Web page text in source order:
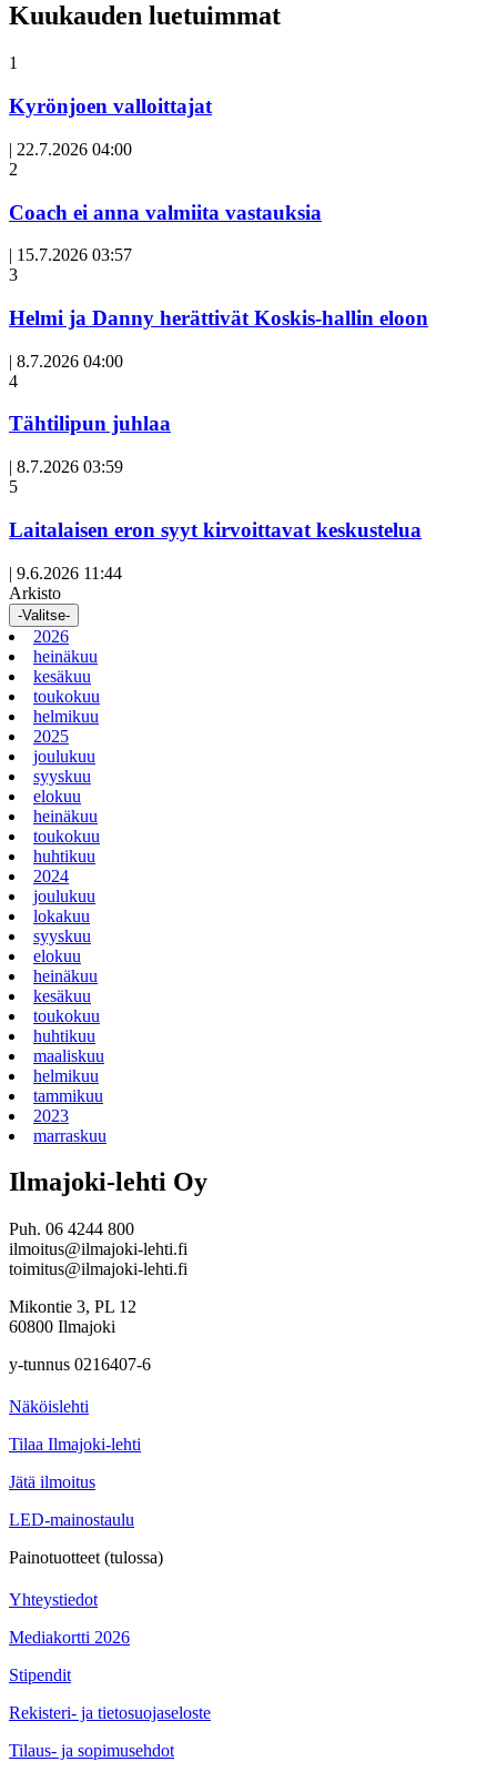
Kuukauden luetuimmat
1
Kyrönjoen valloittajat
| 22.7.2026 04:00
Avoin
2
Coach ei anna valmiita vastauksia
| 15.7.2026 03:57
3
Helmi ja Danny herättivät Koskis-hallin eloon
| 8.7.2026 04:00
Avoin
4
Tähtilipun juhlaa
| 8.7.2026 03:59
Avoin
5
Laitalaisen eron syyt kirvoittavat keskustelua
| 9.6.2026 11:44
Arkisto
-Valitse-
2026
heinäkuu
kesäkuu
toukokuu
helmikuu
2025
joulukuu
syyskuu
elokuu
heinäkuu
toukokuu
huhtikuu
2024
joulukuu
lokakuu
syyskuu
elokuu
heinäkuu
kesäkuu
toukokuu
huhtikuu
maaliskuu
helmikuu
tammikuu
2023
marraskuu
Ilmajoki-lehti Oy
Puh. 06 4244 800
ilmoitus@ilmajoki-lehti.fi
toimitus@ilmajoki-lehti.fi
Mikontie 3, PL 12
60800 Ilmajoki
y-tunnus 0216407-6
Näköislehti
Tilaa Ilmajoki-lehti
Jätä ilmoitus
LED-mainostaulu
Painotuotteet (tulossa)
Yhteystiedot
Mediakortti 2026
Stipendit
Rekisteri- ja tietosuojaseloste
Tilaus- ja sopimusehdot